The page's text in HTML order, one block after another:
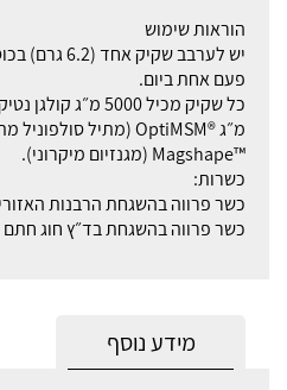
הוראות שימוש
פעם אחת ביום.
™Magshape (מגנזיום מיקרוני).
כשרות:
כשר פרווה בהשגחת הרבנות
כשר פרווה בהשגחת בד״ץ חוג
מידע נוסף